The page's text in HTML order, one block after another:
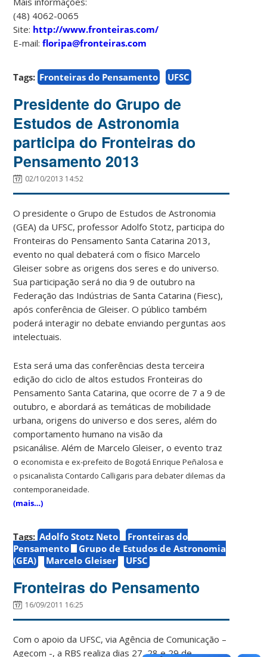
(48) 4062-0065
Site: http://www.fronteiras.com/
E-mail:floripa@fronteiras.com
Tags: Fronteiras do Pensamento UFSC
Presidente do Grupo de
Estudos de Astronomia
participa do Fronteiras do
Pensamento 2013
02/10/2013 14:52
O presidente o Grupo de Estudos de Astronomia
(GEA) da UFSC, professor Adolfo Stotz, participa do
Fronteiras do Pensamento Santa Catarina 2013,
evento no qual debaterá com o físico Marcelo
Gleiser sobre as origens dos seres e do universo.
Sua participação será no dia 9 de outubro na
Federação das Indústrias de Santa Catarina (Fiesc),
após conferência de Gleiser. O público também
poderá interagir no debate enviando perguntas aos
intelectuais.
Esta será uma das conferências desta terceira
edição do ciclo de altos estudos Fronteiras do
Pensamento Santa Catarina, que ocorre de 7 a 9 de
outubro, e abordará as temáticas de mobilidade
urbana, origens do universo e dos seres, além do
comportamento humano na visão da
psicanálise. Além de Marcelo Gleiser, o evento traz
oeconomista e ex-prefeito de Bogotá Enrique Peñalosa e
o psicanalista Contardo Calligaris para debater dilemas da
contemporaneidade.
(mais…)
Tags: Adolfo Stotz Neto
Fronteiras do
Pensamento
Grupo de Estudos de Astronomia
(GEA)
Marcelo Gleiser UFSC
Fronteiras do Pensamento
16/09/2011 16:25
Com o apoio da UFSC, via Agência de Comunicação –
Agecom -, a RBS realiza dias 27, 28 e 29 de